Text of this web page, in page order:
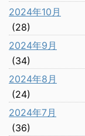
2024年10月
(28)
2024年9月
(34)
2024年8月
(24)
2024年7月
(36)